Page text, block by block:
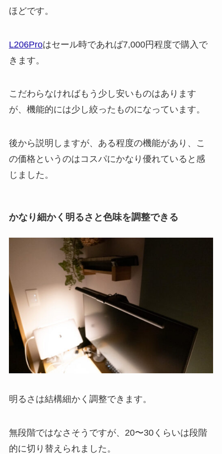
ほどです。
L206Proはセール時であれば7,000円程度で購入で
きます。
こだわらなければもう少し安いものはあります
が、機能的には少し絞ったものになっています。
後から説明しますが、ある程度の機能があり、こ
の価格というのはコスパにかなり優れていると感
じました。
かなり細かく明るさと色味を調整できる
明るさは結構細かく調整できます。
無段階ではなさそうですが、20〜30くらいは段階
的に切り替えられました。